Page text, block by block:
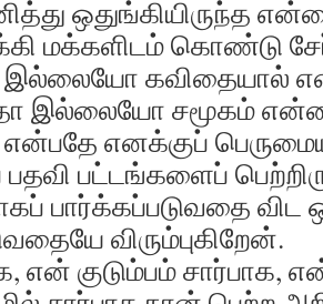
ஒதுங்கியிருந்த
மக்களிடம் கொண்டு
கவிதையால்
இல்லையோ சமூகம்
என்பதே எனக்குப்
பட்டங்களைப்
பார்க்கப்படுவதை
விரும்புகிறேன்.
என் குடும்பம் சார்பாக,